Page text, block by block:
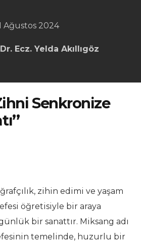
Ağustos 2024
Dr. Ecz. Yelda Akıllıgöz
Senkronize
zihin edimi ve yaşam
öğretisiyle bir araya
bir sanattır. Miksang adı
temelinde, huzurlu bir